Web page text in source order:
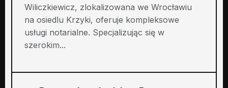
Wiliczkiewicz, zlokalizowana we Wrocławiu
na osiedlu Krzyki, oferuje kompleksowe
usługi notarialne. Specjalizując się w
szerokim...